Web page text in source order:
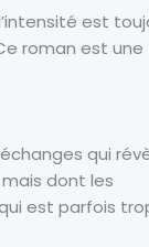
est
roman est une
qui
dont les
est parfois